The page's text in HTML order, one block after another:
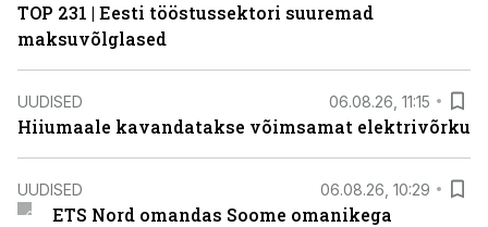
TOP 231 | Eesti tööstussektori suuremad
maksuvõlglased
UUDISED 06.08.26, 11:15
Hiiumaale kavandatakse võimsamat elektrivõrku
UUDISED 06.08.26, 10:29
ETS Nord omandas Soome omanikega